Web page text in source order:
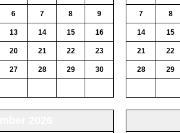
6 7 8 9
13 14 15 16
20 21 22 23
27 28 29 30
7 8
14 15
21 22
28 29